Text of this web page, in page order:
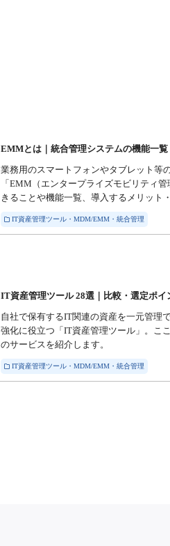
EMMとは｜統合管理システムの機能一
業務用のスマートフォンやタブレット等
「EMM（エンタープライズモビリティ
きることや機能一覧、導入するメリット
IT資産管理ツール・MDM/EMM・統合管理
IT資産管理ツール 28選｜比較・選定ポ
自社で保有するIT関連の資産を一元管理
強化に役立つ「IT資産管理ツール」。こ
のサービスを紹介します。
IT資産管理ツール・MDM/EMM・統合管理